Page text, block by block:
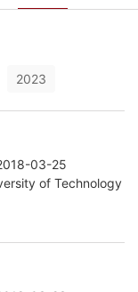
2023
03-25
of Technology